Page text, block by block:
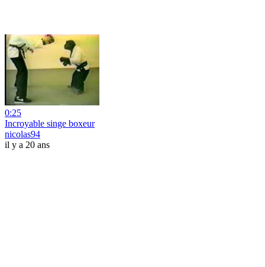
0:25
Incroyable singe boxeur
nicolas94
il y a 20 ans